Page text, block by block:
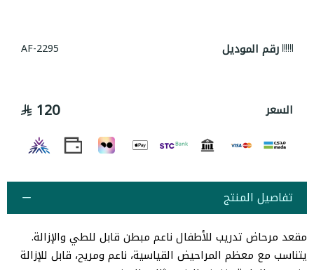
رقم الموديل AF-2295
السعر 120
تفاصيل المنتج
مقعد مرحاض تدريب للأطفال ناعم مبطن قابل للطي والإزالة.
يتناسب مع معظم المراحيض القياسية، ناعم ومريح، قابل للإزالة